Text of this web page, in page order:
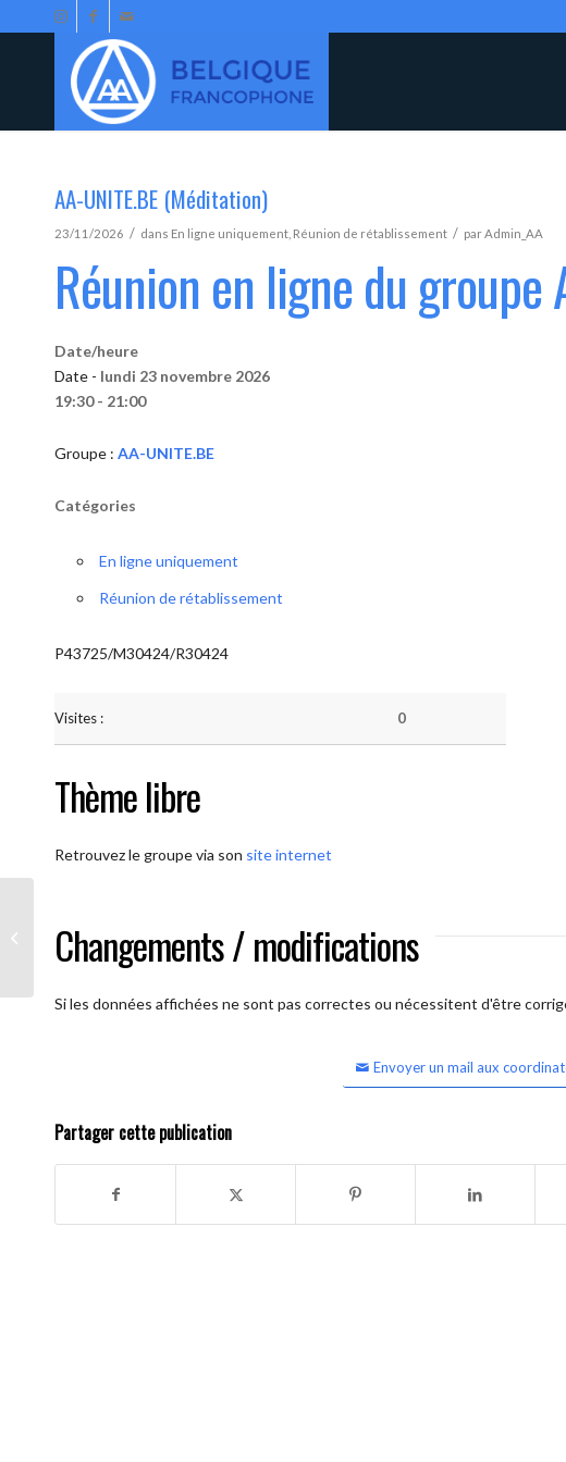
AA-UNITE.BE (Méditation)
23/11/2026 / dans En ligne uniquement Réunion de rétablissement / parAdmin_AA
Réunion en ligne du groupe
Date/heure
Date - lundi 23 novembre 2026
19:30 - 21:00
Groupe : AA-UNITE.BE
Catégories
En ligne uniquement
Réunion de rétablissement
P43725/M30424/R30424
Visites : 0
Thème libre
Retrouvez le groupe via son site internet
Changements / modifications
Si les données affichées ne sont pas correctes ou nécessitent d'être
Envoyer un mail aux
Partager cette publication
AA-UNITE.BE (Méditation)